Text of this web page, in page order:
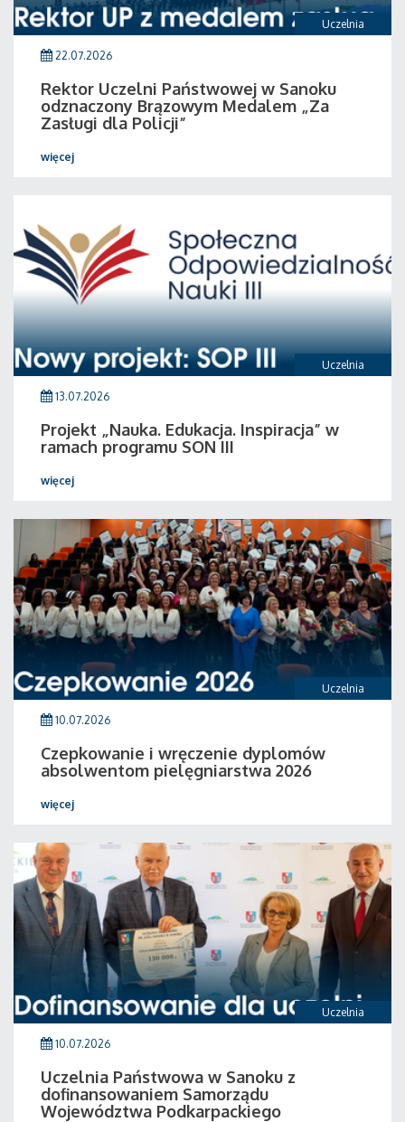
Uczelnia
22.07.2026
Rektor Uczelni Państwowej w Sanoku
odznaczony Brązowym Medalem „Za
Zasługi dla Policji”
więcej
Uczelnia
13.07.2026
Projekt „Nauka. Edukacja. Inspiracja” w
ramach programu SON III
więcej
Uczelnia
10.07.2026
Czepkowanie i wręczenie dyplomów
absolwentom pielęgniarstwa 2026
więcej
Uczelnia
10.07.2026
Uczelnia Państwowa w Sanoku z
dofinansowaniem Samorządu
Województwa Podkarpackiego